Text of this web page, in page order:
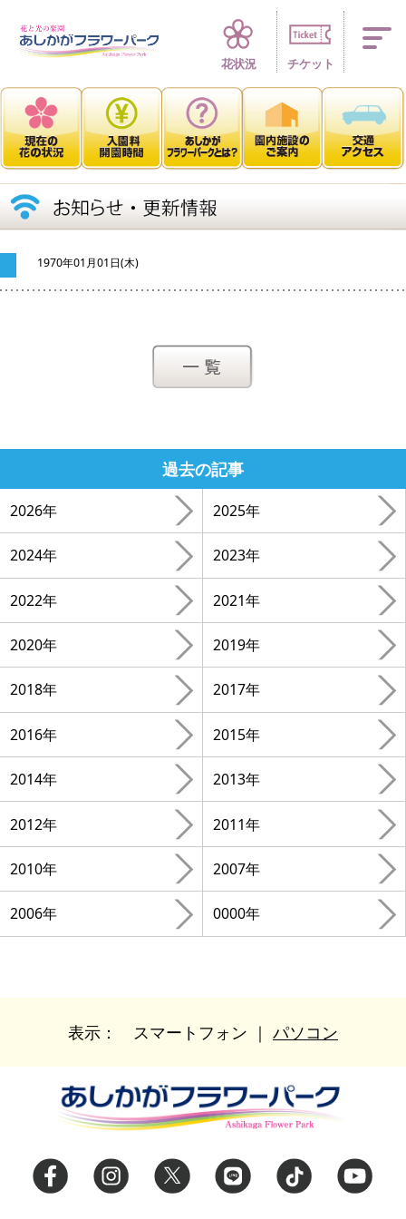
四季折々 花の
花状況 チケット
1970年01月01日(木)
過去の記事
2026年 2025年
2024年 2023年
2022年 2021年
2020年 2019年
2018年 2017年
2016年 2015年
2014年 2013年
2012年 2011年
2010年 2007年
2006年 0000年
表示： スマートフォン ｜ パソコン